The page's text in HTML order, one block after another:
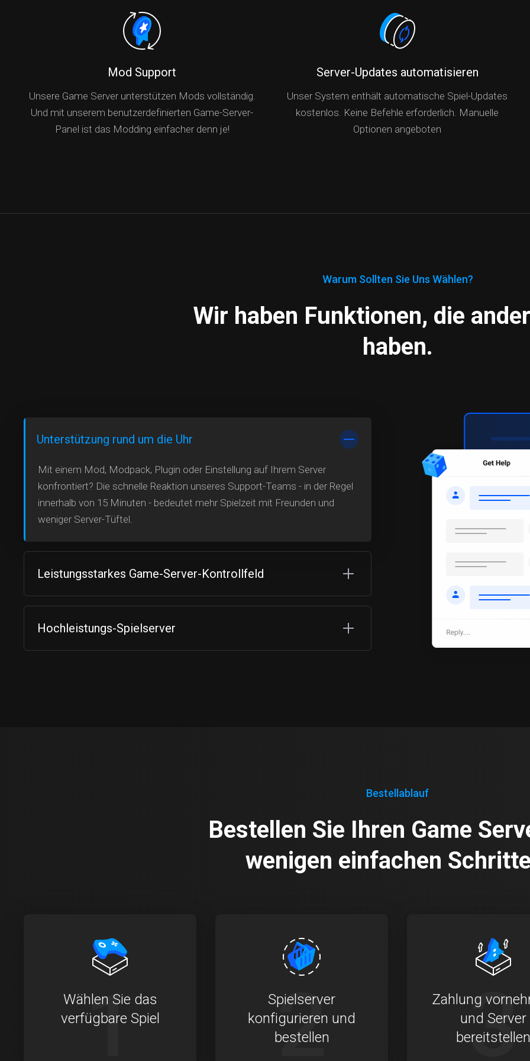
Mod Support
Unsere Game Server unterstützen Mods vollständig.
Und mit unserem benutzerdefinierten Game-Server-
Panel ist das Modding einfacher denn je!
Server-Updates automatisieren
Unser System enthält automatische Spiel-Updates
kostenlos. Keine Befehle erforderlich. Manuelle
Optionen angeboten
Warum Sollten Sie Uns Wählen?
Wir haben Funktionen, die
haben.
Unterstützung rund um die Uhr
Mit einem Mod, Modpack, Plugin oder Einstellung auf Ihrem Server
konfrontiert? Die schnelle Reaktion unseres Support-Teams - in der Regel
innerhalb von 15 Minuten - bedeutet mehr Spielzeit mit Freunden und
weniger Server-Tüftel.
Leistungsstarkes Game-Server-Kontrollfeld
Hochleistungs-Spielserver
Bestellablauf
Bestellen Sie Ihren Game
wenigen einfachen
1
Wählen Sie das
verfügbare Spiel
2
Spielserver
konfigurieren und
bestellen
3
Zahlung
und Server
bereitstellen